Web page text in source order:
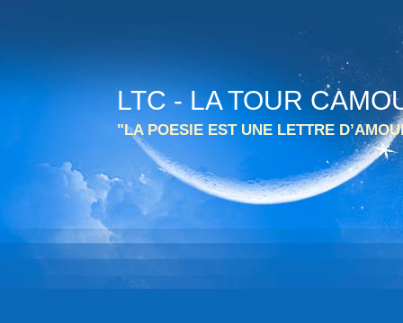
LTC - LA TOUR
"LA POESIE EST UNE LETTRE